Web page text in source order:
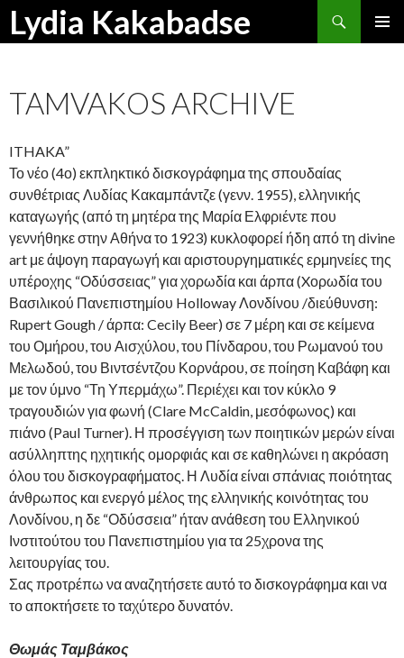
Lydia Kakabadse
Search
SKIP
TAMVAKOS ARCHIVE
ITHAKA”
Το νέο (4ο) εκπληκτικό δισκογράφημα της σπουδαίας
συνθέτριας Λυδίας Κακαμπάντζε (γενν. 1955), ελληνικής
καταγωγής (από τη μητέρα της Μαρία Ελφριέντε που
γεννήθηκε στην Αθήνα το 1923) κυκλοφορεί ήδη από τη divine
art με άψογη παραγωγή και αριστουργηματικές ερμηνείες της
υπέροχης “Οδύσσειας” για χορωδία και άρπα (Xορωδία του
Βασιλικού Πανεπιστημίου Holloway Λονδίνου /διεύθυνση:
Rupert Gough / άρπα: Cecily Beer) σε 7 μέρη και σε κείμενα
του Ομήρου, του Αισχύλου, του Πίνδαρου, του Ρωμανού του
Μελωδού, του Βιντσέντζου Κορνάρου, σε ποίηση Καβάφη και
με τον ύμνο “Τη Υπερμάχω”. Περιέχει και τον κύκλο 9
τραγουδιών για φωνή (Clare McCaldin, μεσόφωνος) και
πιάνο (Paul Turner). Η προσέγγιση των ποιητικών μερών είναι
ασύλληπτης ηχητικής ομορφιάς και σε καθηλώνει η ακρόαση
όλου του δισκογραφήματος. Η Λυδία είναι σπάνιας ποιότητας
άνθρωπος και ενεργό μέλος της ελληνικής κοινότητας του
Λονδίνου, η δε “Οδύσσεια” ήταν ανάθεση του Ελληνικού
Ινστιτούτου του Πανεπιστημίου για τα 25χρονα της
λειτουργίας του.
Σας προτρέπω να αναζητήσετε αυτό το δισκογράφημα και να
το αποκτήσετε το ταχύτερο δυνατόν.
Θωμάς Ταμβάκος